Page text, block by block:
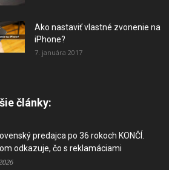
Ako nastaviť vlastné zvonenie na
iPhone?
7. januára 2017
články:
predajca po 36 rokoch KONČÍ.
odkazuje, čo s reklamáciami